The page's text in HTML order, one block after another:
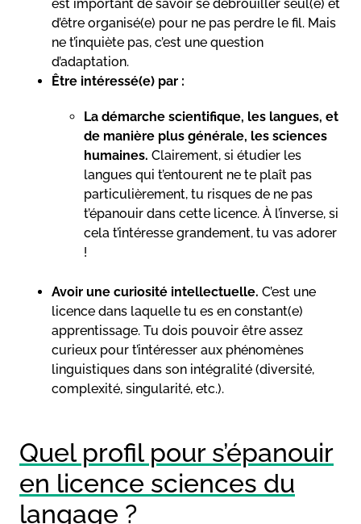
est important de savoir se débrouiller seul(e) et
d’être organisé(e) pour ne pas perdre le fil. Mais
ne t’inquiète pas, c’est une question
d’adaptation.
Être intéressé(e) par :
La démarche scientifique, les langues, et
de manière plus générale, les sciences
humaines. Clairement, si étudier les
langues qui t’entourent ne te plaît pas
particulièrement, tu risques de ne pas
t’épanouir dans cette licence. À l’inverse, si
cela t’intéresse grandement, tu vas adorer
!
Avoir une curiosité intellectuelle. C’est une
licence dans laquelle tu es en constant(e)
apprentissage. Tu dois pouvoir être assez
curieux pour t’intéresser aux phénomènes
linguistiques dans son intégralité (diversité,
complexité, singularité, etc.).
Quel profil pour s’épanouir
en licence sciences du
langage ?